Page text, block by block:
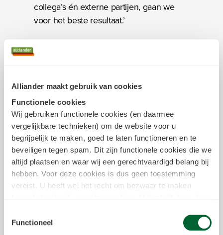
Alliander maakt gebruik van cookies
Functionele cookies
Wij gebruiken functionele cookies (en daarmee
vergelijkbare technieken) om de website voor u
begrijpelijk te maken, goed te laten functioneren en te
beveiligen tegen spam. Dit zijn functionele cookies die we
altijd plaatsen en waar wij een gerechtvaardigd belang bij
hebben. Voor deze cookies is dus geen toestemming
vereist. U heeft wel het recht om bezwaar te maken
de link "bezwaar maken" te klikken. Meer informatie over
Functioneel
collega’s én externe partijen, gaan we
voor het beste resultaat.’
Jij maakt het net energieker
de toekomst voorkomen. Dat doe je
vanuit je eigen kracht en talent. En dat
doe je bij ons. Draag jij daaraan bij met
jouw fijne manier van samenwerken?
Super! Zeker als je dit aanvult met:
minimaal een technisch mbo 3-
diploma.
kennis van de aannemerij,